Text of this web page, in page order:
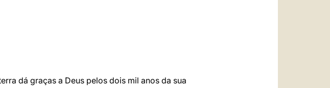
dá graças a Deus pelos dois mil anos da sua